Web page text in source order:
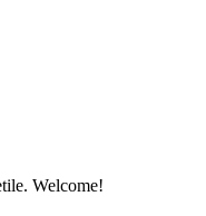
Welcome!